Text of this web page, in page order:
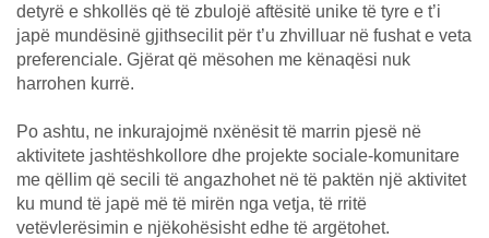
detyrë e shkollës që të zbulojë aftësitë unike të tyre e t’i
japë mundësinë gjithsecilit për t’u zhvilluar në fushat e veta
preferenciale. Gjërat që mësohen me kënaqësi nuk
harrohen kurrë.
Po ashtu, ne inkurajojmë nxënësit të marrin pjesë në
aktivitete jashtëshkollore dhe projekte sociale-komunitare
me qëllim që secili të angazhohet në të paktën një aktivitet
ku mund të japë më të mirën nga vetja, të rritë
vetëvlerësimin e njëkohësisht edhe të argëtohet.